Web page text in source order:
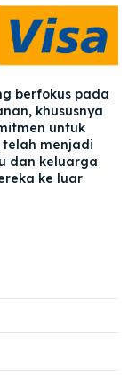
berfokus pada
khususnya
untuk
menjadi
dan keluarga
ke luar